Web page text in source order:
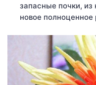
запасные почки, из
новое полноценное